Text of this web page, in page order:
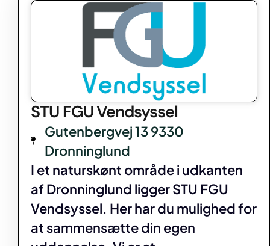
STU FGU Vendsyssel
Gutenbergvej 13 9330
Dronninglund
I et naturskønt område i udkanten
af Dronninglund ligger STU FGU
Vendsyssel. Her har du mulighed for
at sammensætte din egen